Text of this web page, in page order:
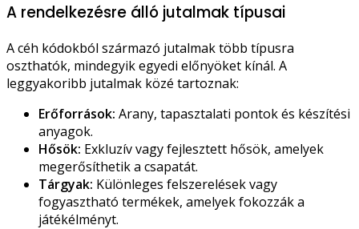
A rendelkezésre álló jutalmak típusai
A céh kódokból származó jutalmak több típusra
oszthatók, mindegyik egyedi előnyöket kínál. A
leggyakoribb jutalmak közé tartoznak:
Erőforrások: Arany, tapasztalati pontok és készítési
anyagok.
Hősök: Exkluzív vagy fejlesztett hősök, amelyek
megerősíthetik a csapatát.
Tárgyak: Különleges felszerelések vagy
fogyasztható termékek, amelyek fokozzák a
játékélményt.